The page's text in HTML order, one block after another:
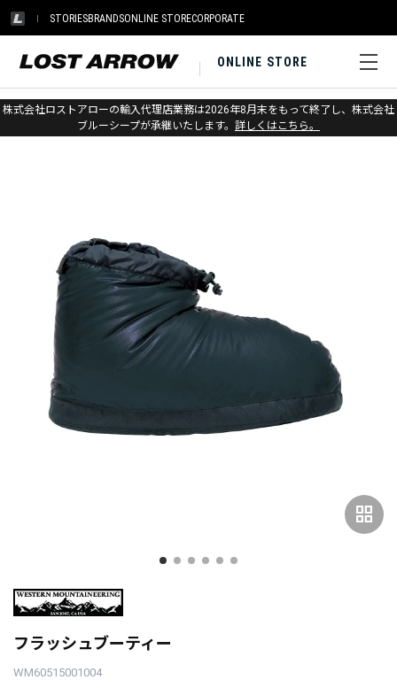
STORIESBRANDSONLINE STORECORPORATE
ONLINE STORE
株式会社ロストアローの輸入代理店業務は2026年8月末をもって終了し、株式会社
ブルーシープが承継いたします。 詳しくはこちら。
ホーム > ウエスタンマウンテニアリング > ダウンウェア
grid_view
フラッシュブーティー
WM60515001004